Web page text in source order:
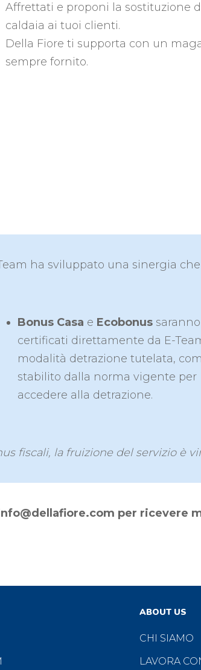
Affrettati e proponi la sostituzione
caldaia ai tuoi clienti.
Della Fiore ti supporta con un
sempre fornito.
ha sviluppato una sinergia
Bonus Casa e Ecobonus saranno
certificati direttamente da E-
modalità detrazione tutelata,
stabilito dalla norma vigente per
accedere alla detrazione.
fiscali, la fruizione del servizio è
per ricevere
ABOUT US
CHI SIAMO
LAVORA